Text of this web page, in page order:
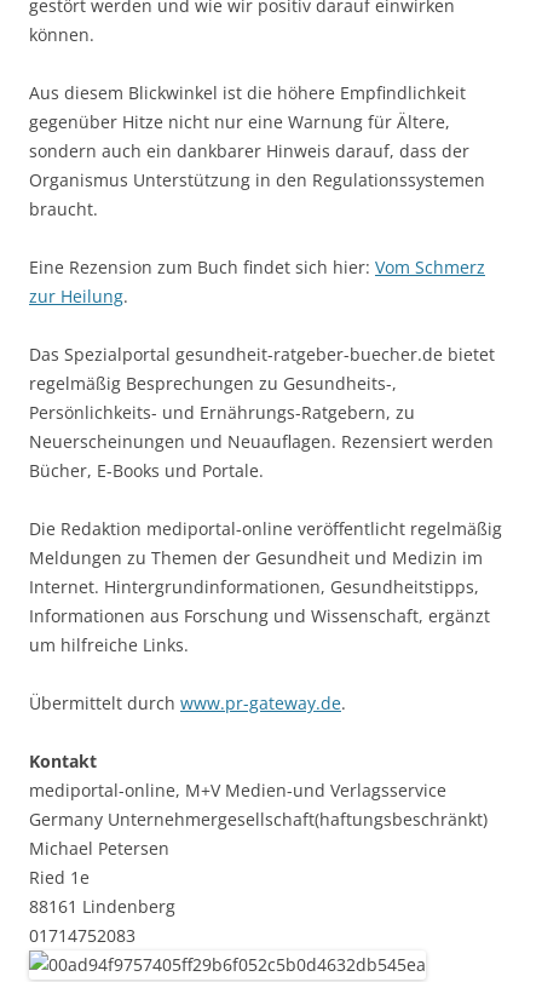
gestört werden und wie wir positiv darauf einwirken
können.
Aus diesem Blickwinkel ist die höhere Empfindlichkeit
gegenüber Hitze nicht nur eine Warnung für Ältere,
sondern auch ein dankbarer Hinweis darauf, dass der
Organismus Unterstützung in den Regulationssystemen
braucht.
Eine Rezension zum Buch findet sich hier: Vom Schmerz
zur Heilung.
Das Spezialportal gesundheit-ratgeber-buecher.de bietet
regelmäßig Besprechungen zu Gesundheits-,
Persönlichkeits- und Ernährungs-Ratgebern, zu
Neuerscheinungen und Neuauflagen. Rezensiert werden
Bücher, E-Books und Portale.
Die Redaktion mediportal-online veröffentlicht regelmäßig
Meldungen zu Themen der Gesundheit und Medizin im
Internet. Hintergrundinformationen, Gesundheitstipps,
Informationen aus Forschung und Wissenschaft, ergänzt
um hilfreiche Links.
Übermittelt durch www.pr-gateway.de.
Kontakt
mediportal-online, M+V Medien-und Verlagsservice
Germany Unternehmergesellschaft(haftungsbeschränkt)
Michael Petersen
Ried 1e
88161 Lindenberg
01714752083